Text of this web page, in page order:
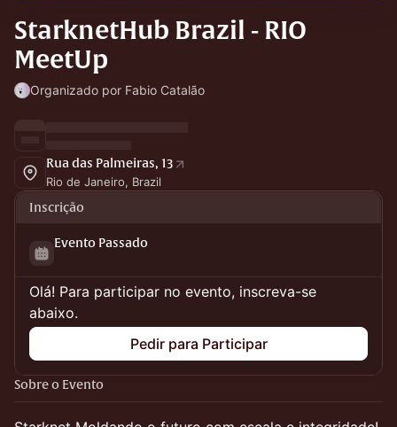
StarknetHub Brazil - RIO
MeetUp
Organizado por Fabio Catalão
Rua das Palmeiras, 13
Rio de Janeiro, Brazil
Inscrição
Evento Passado
Olá! Para participar no evento, inscreva-se
abaixo.
Pedir para Participar
Sobre o Evento